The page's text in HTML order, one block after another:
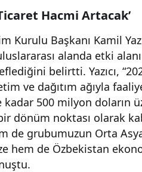
Hacmi Artacak’
Kurulu Başkanı Kamil
alanda etki
belirtti. Yazıcı,
ve dağıtım ağıyla
500 milyon doların
dönüm noktası olarak
de grubumuzun Orta
hem de Özbekistan